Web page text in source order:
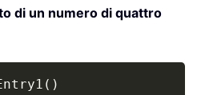
di un numero di quattro
( )